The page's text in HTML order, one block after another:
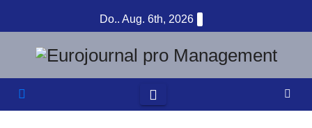
Inhalt
springen
Do.. Aug. 6th, 2026